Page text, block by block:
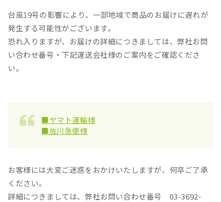
台風19号の影響により、一部地域で商品のお届けに遅れが
発生する可能性がございます。
恐れ入りますが、お届けの詳細につきましては、弊社お問
い合わせ番号・下記運送会社様のご案内をご確認くださ
い。
■ヤマト運輸様
■佐川急便様
お客様には大変ご迷惑をおかけいたしますが、何卒ご了承
ください。
詳細につきましては、弊社お問い合わせ番号 03-3692-